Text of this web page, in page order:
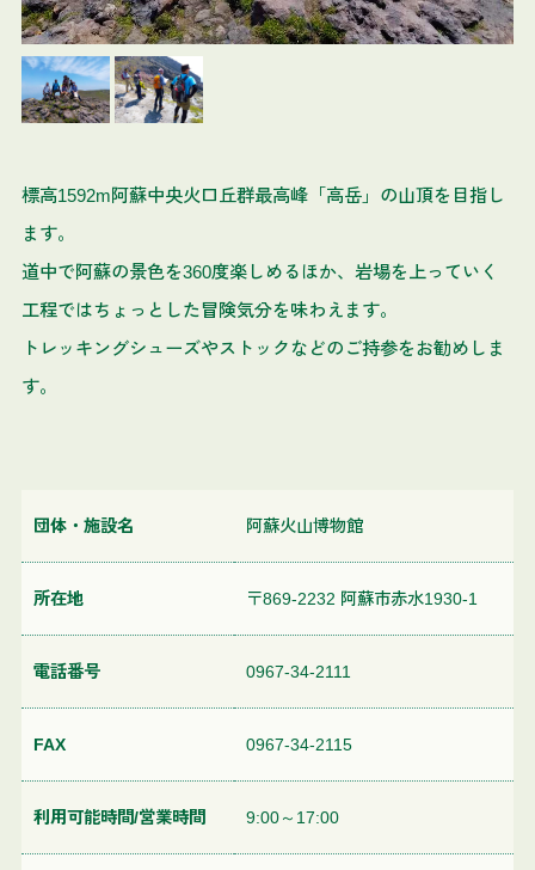
標高1592m阿蘇中央火口丘群最高峰「高岳」の山頂を目指し
ます。
道中で阿蘇の景色を360度楽しめるほか、岩場を上っていく
工程ではちょっとした冒険気分を味わえます。
トレッキングシューズやストックなどのご持参をお勧めしま
す。
団体・施設名 阿蘇火山博物館
所在地 〒869-2232 阿蘇市赤水1930-1
電話番号 0967-34-2111
FAX 0967-34-2115
利用可能時間/営業時間 9:00～17:00